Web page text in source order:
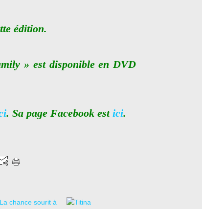
édition.
» est disponible en DVD
. Sa page Facebook est ici.